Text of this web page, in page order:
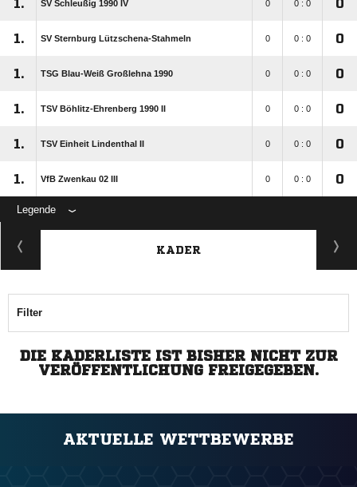
1. SV Schleußig 1990 IV 0 0 : 0 0
1. SV Sternburg Lützschena-Stahmeln 0 0 : 0 0
1. TSG Blau-Weiß Großlehna 1990 0 0 : 0 0
1. TSV Böhlitz-Ehrenberg 1990 II 0 0 : 0 0
1. TSV Einheit Lindenthal II 0 0 : 0 0
1. VfB Zwenkau 02 III 0 0 : 0 0
Legende
KADER
Filter
DIE KADERLISTE IST BISHER NICHT ZUR
VERÖFFENTLICHUNG FREIGEGEBEN.
AKTUELLE WETTBEWERBE